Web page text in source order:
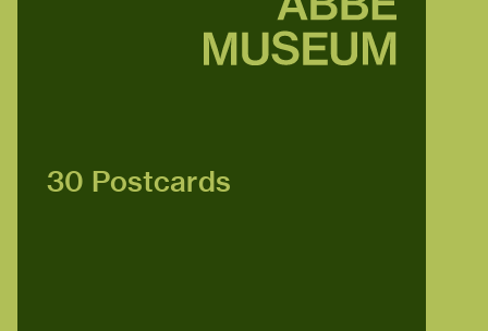
30 Postcards